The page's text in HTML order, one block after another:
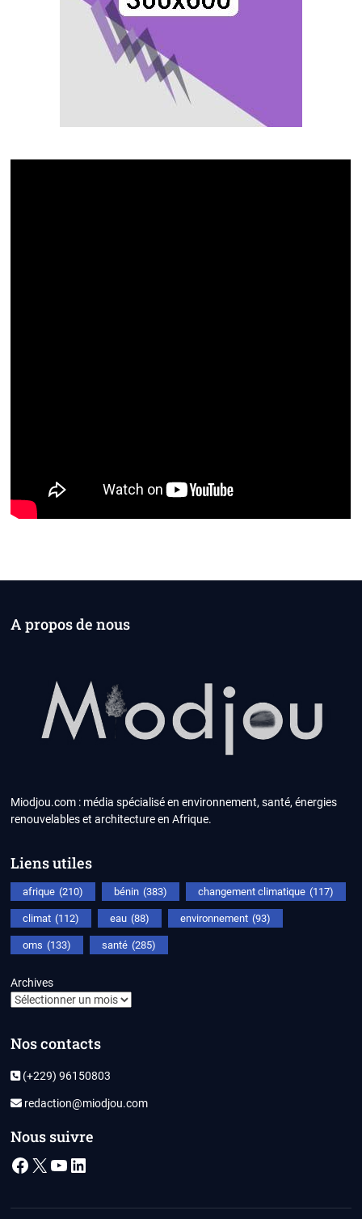
A propos de nous
Miodjou.com : média spécialisé en environnement, santé, énergies
renouvelables et architecture en Afrique.
Liens utiles
afrique (210) bénin (383) changement climatique (117)
climat (112) eau (88) environnement (93)
oms (133) santé (285)
Archives
Nos contacts
(+229) 96150803
redaction@miodjou.com
Nous suivre
Facebook
X YouTube
LinkedIn